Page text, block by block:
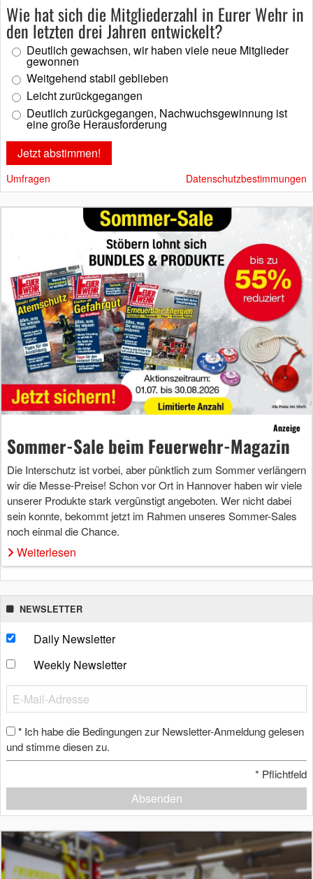
Wie hat sich die Mitgliederzahl in Eurer Wehr in
den letzten drei Jahren entwickelt?
Deutlich gewachsen, wir haben viele neue Mitglieder
gewonnen
Weitgehend stabil geblieben
Leicht zurückgegangen
Deutlich zurückgegangen, Nachwuchsgewinnung ist
eine große Herausforderung
Umfragen Datenschutzbestimmungen
Anzeige
Sommer-Sale beim Feuerwehr-Magazin
Die Interschutz ist vorbei, aber pünktlich zum Sommer verlängern
wir die Messe-Preise! Schon vor Ort in Hannover haben wir viele
unserer Produkte stark vergünstigt angeboten. Wer nicht dabei
sein konnte, bekommt jetzt im Rahmen unseres Sommer-Sales
noch einmal die Chance.
Weiterlesen
NEWSLETTER
Daily Newsletter
Weekly Newsletter
* Ich habe die Bedingungen zur Newsletter-Anmeldung gelesen
und stimme diesen zu.
* Pflichtfeld
Absenden